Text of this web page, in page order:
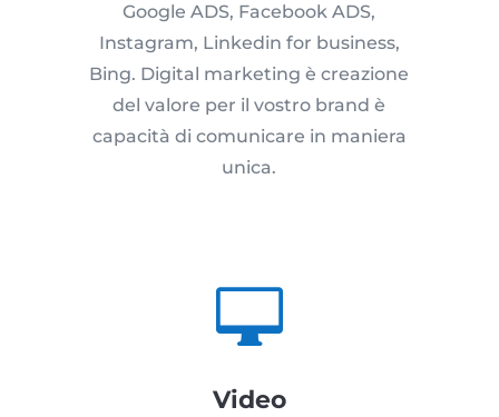
Google ADS, Facebook ADS,
Instagram, Linkedin for business,
Bing. Digital marketing è creazione
del valore per il vostro brand è
capacità di comunicare in maniera
unica.

Video